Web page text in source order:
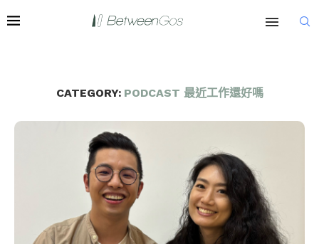
CATEGORY: PODCAST 最近工作還好嗎